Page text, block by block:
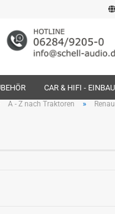
CAR & HIFI -
A - Z nach Traktoren »